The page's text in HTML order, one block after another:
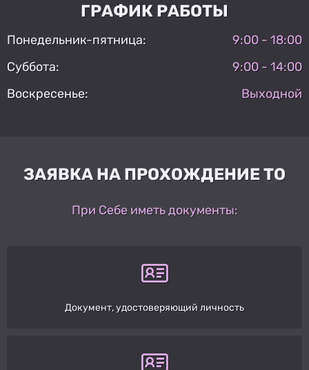
ГРАФИК РАБОТЫ
Понедельник-пятница:
9:00 - 18:00
Суббота:
9:00 - 14:00
Воскресенье:
Выходной
ЗАЯВКА НА ПРОХОЖДЕНИЕ ТО
При Себе иметь документы:
Документ, удостоверяющий личность